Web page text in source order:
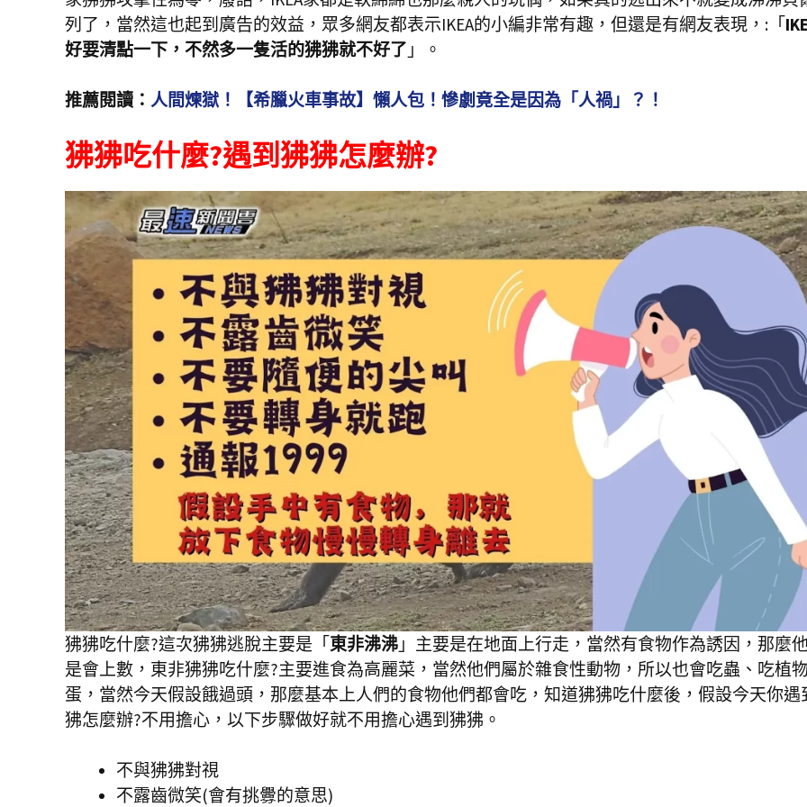
列了，當然這也起到廣告的效益，眾多網友都表示IKEA的小編非常有趣，但還是有網友表現，:「
好要清點一下，不然多一隻活的狒狒就不好了 」。
推薦閱讀： 人間煉獄！【希臘火車事故】懶人包！慘劇竟全是因為「人禍」？！
狒狒吃什麼?遇到狒狒怎麼辦?
狒狒吃什麼?這次狒狒逃脫主要是「東非沸沸 」主要是在地面上行走，當然有食物作為誘因，那麼
是會上數，東非狒狒吃什麼?主要進食為高麗菜，當然他們屬於雜食性動物，所以也會吃蟲、吃植
蛋，當然今天假設餓過頭，那麼基本上人們的食物他們都會吃，知道狒狒吃什麼後，假設今天你遇
狒怎麼辦?不用擔心，以下步驟做好就不用擔心遇到狒狒。
不與狒狒對視
不露齒微笑(會有挑釁的意思)